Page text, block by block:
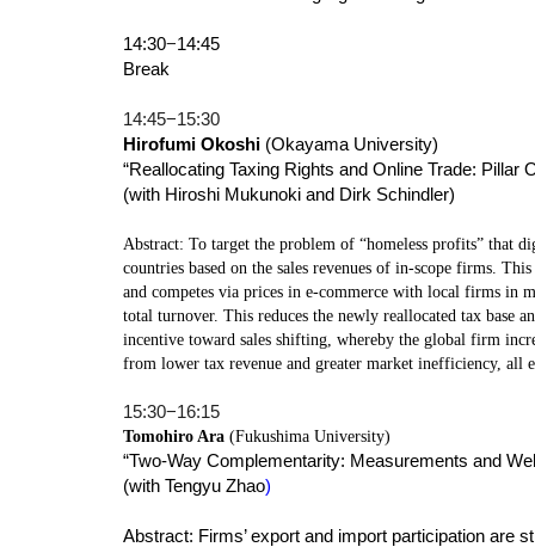
14:30−14:45
Break
14:45−15:30
Hirofumi Okoshi (Okayama University)
“Reallocating Taxing Rights and Online Trade: Pillar
(with Hiroshi Mukunoki and Dirk Schindler)
Abstract: To target the problem of “homeless profits” that
countries based on the sales revenues of in-scope firms.
and competes via prices in e-commerce with local firms in
total turnover. This reduces the newly reallocated tax base
incentive toward sales shifting, whereby the global firm
from lower tax revenue and greater market inefficiency, all
15:30−16:15
Tomohiro Ara(Fukushima University)
“Two-Way Complementarity: Measurements and
(with Tengyu Zhao)
Abstract: Firms’ export and import participation are